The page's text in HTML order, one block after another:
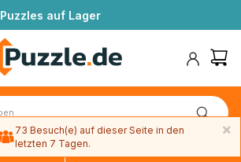
Puzzles auf Lager
×
73 Besuch(e) auf dieser Seite in den
letzten 7 Tagen.